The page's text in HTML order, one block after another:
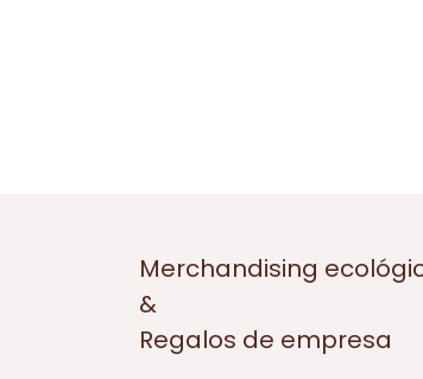
Merchandising
&
Regalos de empresa